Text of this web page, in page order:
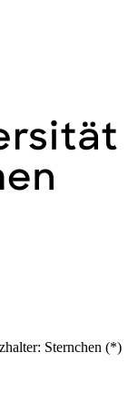
Sternchen (*)